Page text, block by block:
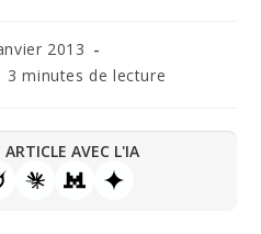
2013
3 minutes de lecture
ARTICLE AVEC L'IA